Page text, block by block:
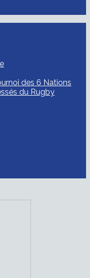
des 6 Nations
du Rugby